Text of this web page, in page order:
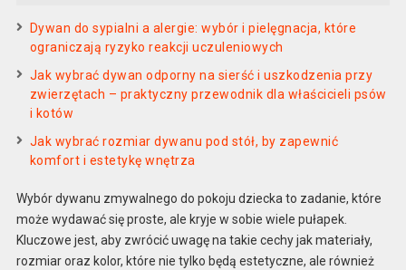
Dywan do sypialni a alergie: wybór i pielęgnacja, które
ograniczają ryzyko reakcji uczuleniowych
Jak wybrać dywan odporny na sierść i uszkodzenia przy
zwierzętach – praktyczny przewodnik dla właścicieli psów
i kotów
Jak wybrać rozmiar dywanu pod stół, by zapewnić
komfort i estetykę wnętrza
Wybór dywanu zmywalnego do pokoju dziecka to zadanie, które
może wydawać się proste, ale kryje w sobie wiele pułapek.
Kluczowe jest, aby zwrócić uwagę na takie cechy jak materiały,
rozmiar oraz kolor, które nie tylko będą estetyczne, ale również